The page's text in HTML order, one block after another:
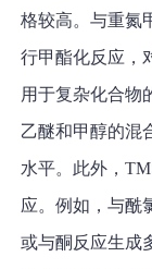
格较高。与重氮
行甲酯化反应，
用于复杂化合物
乙醚和甲醇的混
水平。此外，
应。例如，与酰
或与酮反应生成